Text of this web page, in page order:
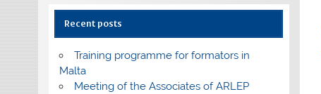
Recent posts
Training programme for formators in
Malta
Meeting of the Associates of ARLEP